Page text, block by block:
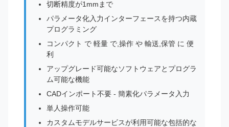
切断精度が1mmまで
パラメータ化入力インターフェースを持つ内蔵
プログラミング
コンパクト で 軽量 で,操作 や 輸送,保管 に 便
利
アップグレード可能なソフトウェアとプログラ
ム可能な機能
CADインポート不要 - 簡素化パラメータ入力
単人操作可能
カスタムモデルサービスが利用可能な包括的な